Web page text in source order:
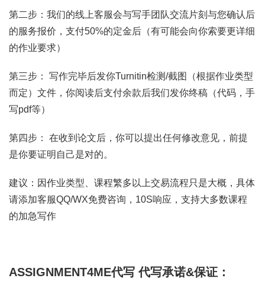
第二步：我们的线上客服会与写手团队交流片刻与您确认后
的服务报价，支付50%的定金后（有可能会向你索要更详细
的作业要求）
第三步： 写作完毕后发你Turnitin检测/截图（根据作业类型
而定）文件，你阅读后支付余款后我们发你终稿（代码，手
写pdf等）
第四步： 在收到论文后，你可以提出任何修改意见，前提
是你要证明自己是对的。
建议：因作业类型、课程繁多以上交易流程只是大概，具体
请添加客服QQ/WX免费咨询，10S响应，支持大多数课程
的加急写作
ASSIGNMENT4ME代写代写承诺&保证：